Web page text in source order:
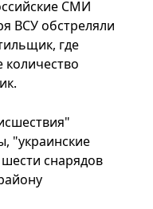
СМИ
ВСУ обстреляли
где
"украинские
снарядов